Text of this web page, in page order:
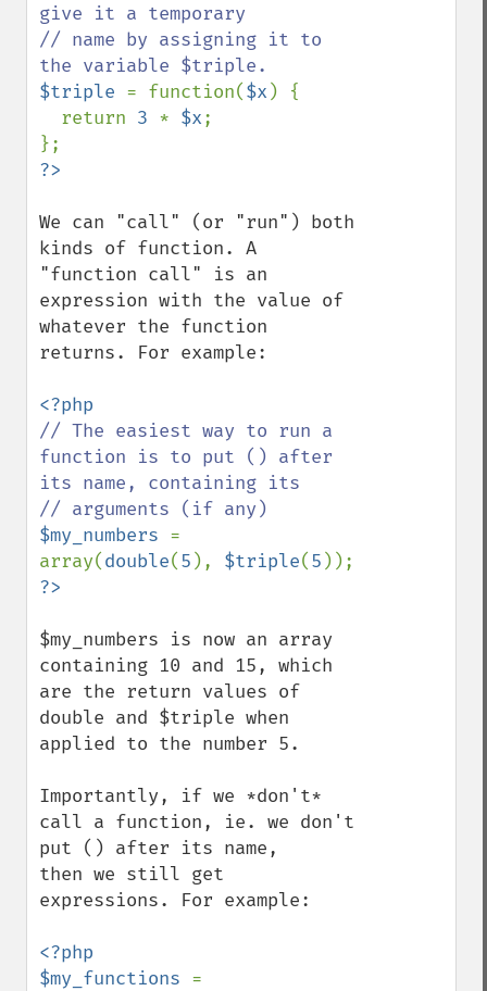
give it a temporary
// name by assigning it to
$triple = function($x ) {
  return
3 * $x;
We can "call" (or "run") both
kinds of function. A
"function call" is an
expression with the value of
whatever the function
returns. For example:
// The easiest way to run a
function is to put () after
its name, containing its
$my_numbers =
array(double(5 ), $triple(5
$my_numbers is now an array
containing 10 and 15, which
are the return values of
double and $triple when
applied to the number 5.
Importantly, if we *don't*
call a function, ie. we don't
put () after its name,
then we still get
expressions. For example:
<?php
$my_functions =